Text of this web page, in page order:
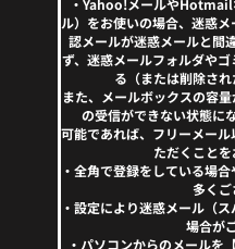
・Yahoo!メールやHotmail
ル）をお使いの場合、迷惑
認メールが迷惑メールと間
ず、迷惑メールフォルダや
る（または削除され
また、メールボックスの容
の受信ができない状態に
可能であれば、フリーメー
ただくことを
・全角で登録をしている場
多くご
・設定により迷惑メール（
場合が
・パソコンからのメールを